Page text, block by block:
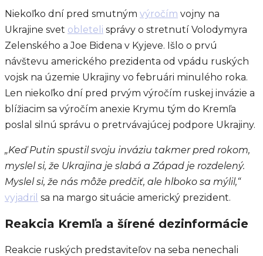
Niekoľko dní pred smutným výročím vojny na
Ukrajine svet obleteli správy o stretnutí Volodymyra
Zelenského a Joe Bidena v Kyjeve. Išlo o prvú
návštevu amerického prezidenta od vpádu ruských
vojsk na územie Ukrajiny vo februári minulého roka.
Len niekoľko dní pred prvým výročím ruskej invázie a
blížiacim sa výročím anexie Krymu tým do Kremľa
poslal silnú správu o pretrvávajúcej podpore Ukrajiny.
„Keď Putin spustil svoju inváziu takmer pred rokom,
myslel si, že Ukrajina je slabá a Západ je rozdelený.
Myslel si, že nás môže predčiť, ale hlboko sa mýlil,“
vyjadril sa na margo situácie americký prezident.
Reakcia Kremľa a šírené dezinformácie
Reakcie ruských predstaviteľov na seba nenechali